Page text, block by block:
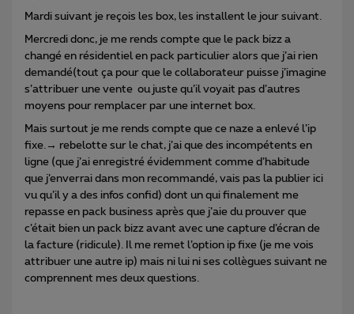
Mardi suivant je reçois les box, les installent le jour suivant.
Mercredi donc, je me rends compte que le pack bizz a
changé en résidentiel en pack particulier alors que j’ai rien
demandé(tout ça pour que le collaborateur puisse j’imagine
s’attribuer une vente ou juste qu’il voyait pas d’autres
moyens pour remplacer par une internet box.
Mais surtout je me rends compte que ce naze a enlevé l’ip
fixe.→ rebelotte sur le chat, j’ai que des incompétents en
ligne (que j’ai enregistré évidemment comme d’habitude
que j’enverrai dans mon recommandé, vais pas la publier ici
vu qu’il y a des infos confid) dont un qui finalement me
repasse en pack business après que j’aie du prouver que
c’était bien un pack bizz avant avec une capture d’écran de
la facture (ridicule). Il me remet l’option ip fixe (je me vois
attribuer une autre ip) mais ni lui ni ses collègues suivant ne
comprennent mes deux questions.